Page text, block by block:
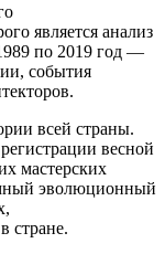
является анализ
по 2019 год —
события
всей страны.
весной
мастерских
эволюционный
стране.